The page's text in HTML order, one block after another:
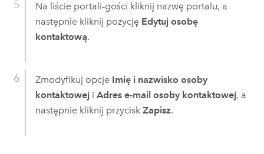
Na liście portali-gości kliknij nazwę portalu, a
następnie kliknij pozycję Edytuj osobę
kontaktową.
Zmodyfikuj opcje Imię i nazwisko osoby
kontaktoweji Adres e-mail osoby kontaktowej, a
następnie kliknij przycisk Zapisz.